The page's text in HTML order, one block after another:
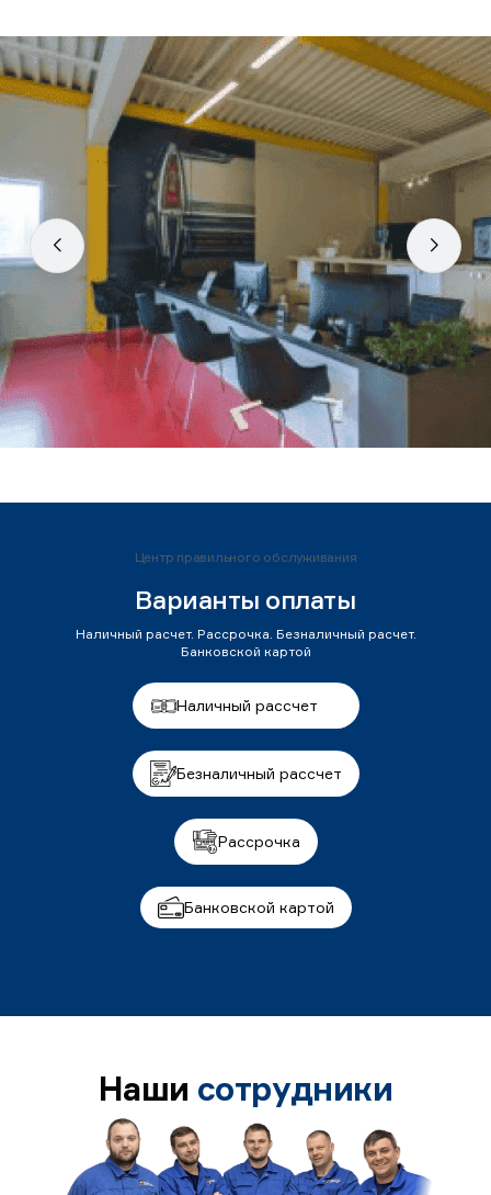
Центр правильного обслуживания
Варианты оплаты
Наличный расчет. Рассрочка. Безналичный расчет.
Банковской картой
Наличный рассчет
Безналичный рассчет
Рассрочка
Банковской картой
Наши сотрудники